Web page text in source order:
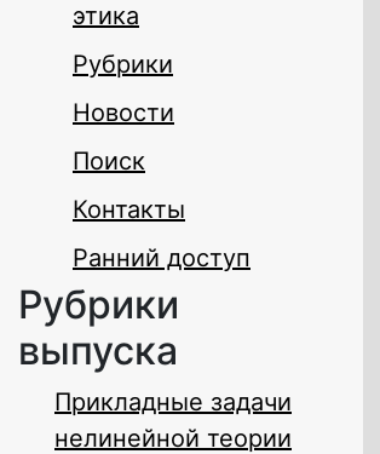
этика
Рубрики
Новости
Поиск
Контакты
Ранний доступ
Рубрики
выпуска
Прикладные задачи
нелинейной теории